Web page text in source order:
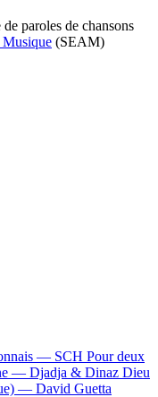
paroles de chansons
Musique (SEAM)
— SCH Pour deux
— Djadja & Dinaz Dieu
— David Guetta